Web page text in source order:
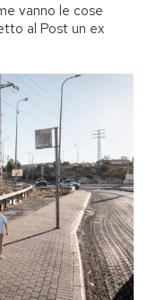
vanno le cose
al Post un ex